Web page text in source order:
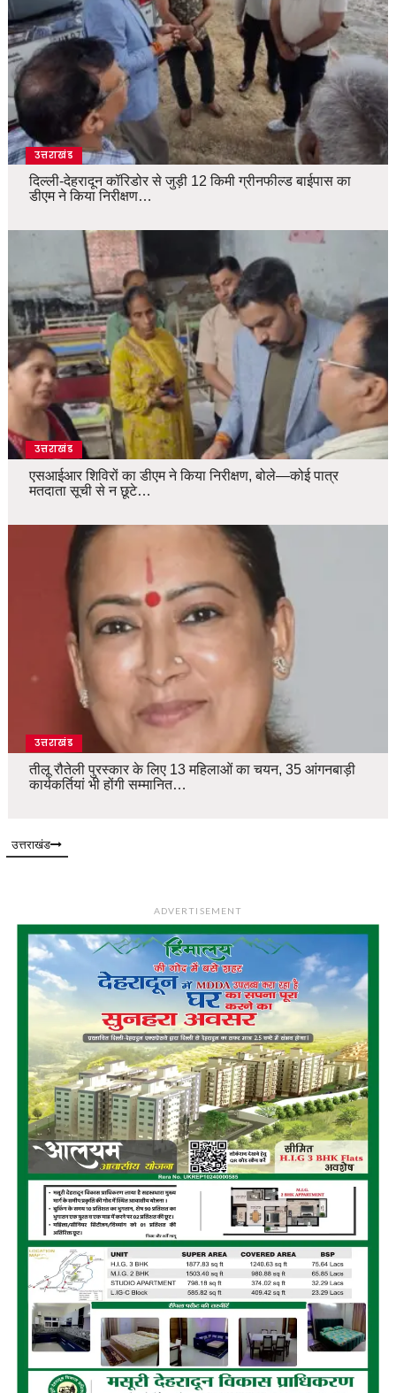
उत्तराखंड
दिल्ली-देहरादून कॉरिडोर से जुड़ी 12 किमी ग्रीनफील्ड बाईपास का
डीएम ने किया निरीक्षण…
उत्तराखंड
एसआईआर शिविरों का डीएम ने किया निरीक्षण, बोले—कोई पात्र
मतदाता सूची से न छूटे…
उत्तराखंड
तीलू रौतेली पुरस्कार के लिए 13 महिलाओं का चयन, 35 आंगनबाड़ी
कार्यकर्तियां भी होंगी सम्मानित…
उत्तराखंड
ADVERTISEMENT